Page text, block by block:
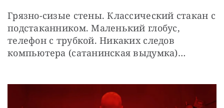
Грязно-сизые стены. Классический стакан с
подстаканником. Маленький глобус,
телефон с трубкой. Никаких следов
компьютера (сатанинская выдумка)…